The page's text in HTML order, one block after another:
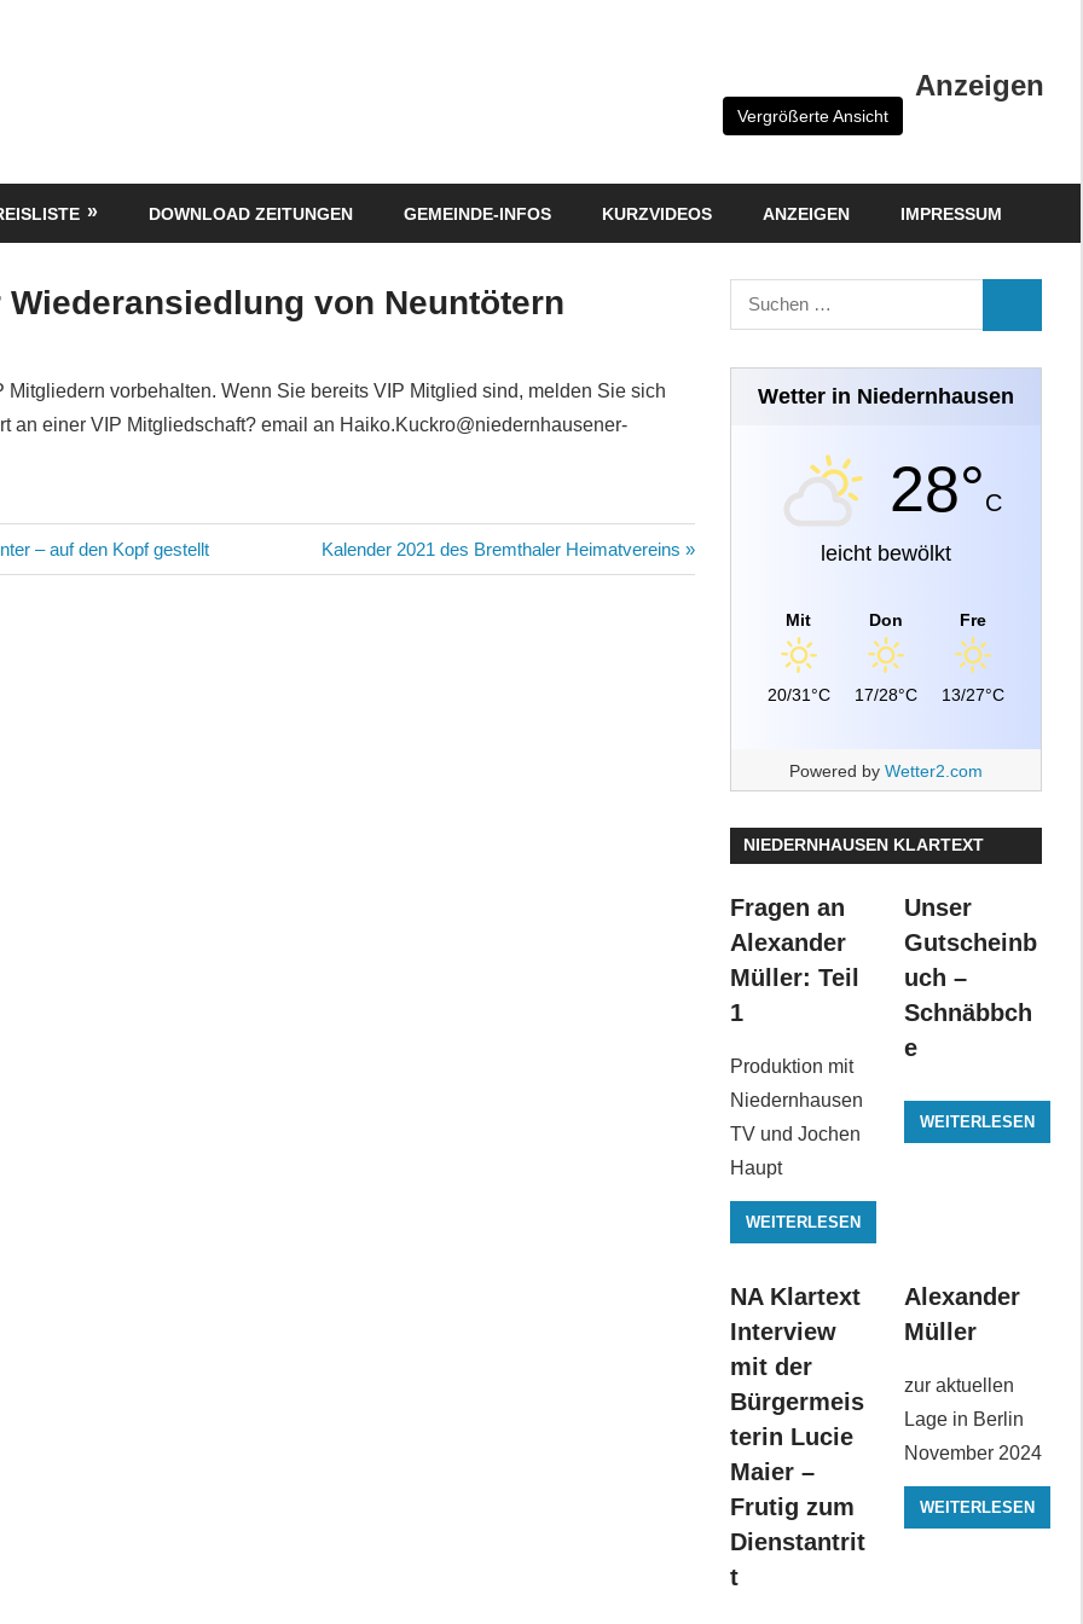
Anzeigen
Vergrößerte Ansicht
DOWNLOAD ZEITUNGEN GEMEINDE-INFOS KURZVIDEOS ANZEIGEN IMPRESSUM
Wiederansiedlung von Neuntötern
Mitgliedern vorbehalten. Wenn Sie bereits VIP Mitglied sind, melden Sie sich
an einer VIP Mitgliedschaft? email an Haiko.Kuckro@niedernhausener-
– auf den Kopf gestellt
Nächster
Beitrag:
Kalender 2021 des Bremthaler Heimatvereins
Suchen
nach:
Wetter in Niedernhausen
28°C
leicht bewölkt
Mit
20/31°C
Don
17/28°C
Fre
13/27°C
Powered by Wetter2.com
NIEDERNHAUSEN KLARTEXT
Fragen an
Alexander
Müller: Teil
1
Produktion mit
Niedernhausen
TV und Jochen
Haupt
WEITERLESEN
Unser
Gutscheinb
uch –
Schnäbbch
e
WEITERLESEN
NA Klartext
Interview
mit der
Bürgermeis
terin Lucie
Maier –
Frutig zum
Dienstantrit
t
Alexander
Müller
zur aktuellen
Lage in Berlin
November 2024
WEITERLESEN